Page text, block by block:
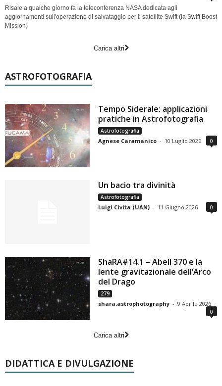
Risale a qualche giorno fa la teleconferenza NASA dedicata agli
aggiornamenti sull'operazione di salvataggio per il satellite Swift (la Swift Boost
Mission)
Carica altri
ASTROFOTOGRAFIA
Tempo Siderale: applicazioni
pratiche in Astrofotografia
Astrofotografia
Agnese Caramanico - 10 Luglio 2026 0
Un bacio tra divinità
Astrofotografia
Luigi Civita (UAN) - 11 Giugno 2026 0
ShaRA#14.1 – Abell 370 e la
lente gravitazionale dell’Arco
del Drago
279
shara.astrophotography - 9 Aprile 2026
0
Carica altri
DIDATTICA E DIVULGAZIONE